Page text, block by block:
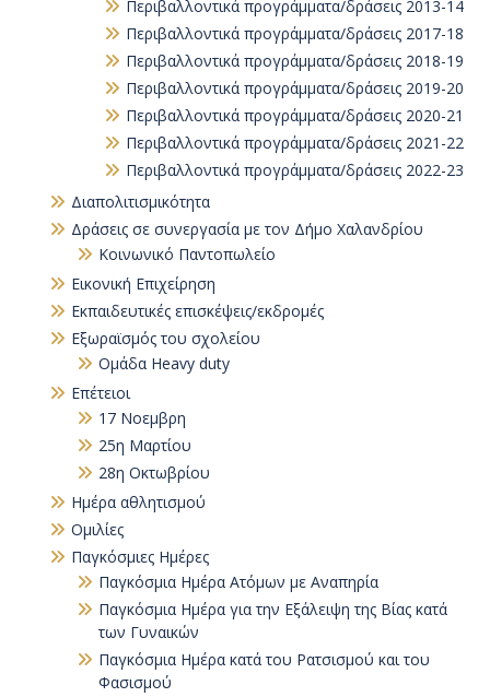
Περιβαλλοντικά προγράμματα/δράσεις 2013-14
Περιβαλλοντικά προγράμματα/δράσεις 2017-18
Περιβαλλοντικά προγράμματα/δράσεις 2018-19
Περιβαλλοντικά προγράμματα/δράσεις 2019-20
Περιβαλλοντικά προγράμματα/δράσεις 2020-21
Περιβαλλοντικά προγράμματα/δράσεις 2021-22
Περιβαλλοντικά προγράμματα/δράσεις 2022-23
Διαπολιτισμικότητα
Δράσεις σε συνεργασία με τον Δήμο Χαλανδρίου
Κοινωνικό Παντοπωλείο
Εικονική Επιχείρηση
Εκπαιδευτικές επισκέψεις/εκδρομές
Εξωραϊσμός του σχολείου
Ομάδα Heavy duty
Επέτειοι
17 Νοεμβρη
25η Μαρτίου
28η Οκτωβρίου
Ημέρα αθλητισμού
Ομιλίες
Παγκόσμιες Ημέρες
Παγκόσμια Ημέρα Ατόμων με Αναπηρία
Παγκόσµια Ηµέρα για την Εξάλειψη της Βίας κατά
των Γυναικών
Παγκόσμια Ημέρα κατά του Ρατσισμού και του
Φασισμού